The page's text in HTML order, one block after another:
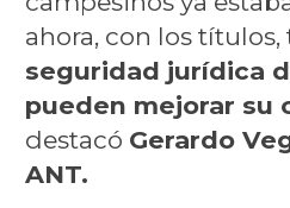
ahora, con los títulos,
seguridad jurídica
pueden mejorar su
destacó Gerardo
ANT.